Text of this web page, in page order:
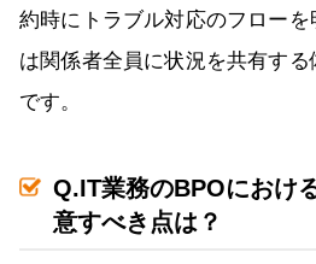
約時にトラブル対応のフロー
は関係者全員に状況を共有す
です。
Q.IT業務のBPOにおけ
意すべき点は？